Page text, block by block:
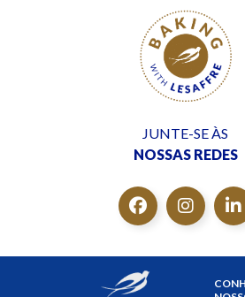
JUNTE-SE ÀS
NOSSAS REDES